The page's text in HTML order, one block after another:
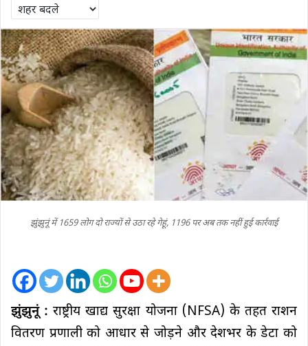
झुंझुनूं में 1659 लोग दो राज्यों से उठा रहे गेहूं, 1196 पर अब तक नहीं हुई कार्रवाई
झुंझुनूं : राष्ट्रीय खाद्य सुरक्षा योजना (NFSA) के तहत राशन
वितरण प्रणाली को आधार से जोड़ने और देशभर के डेटा को